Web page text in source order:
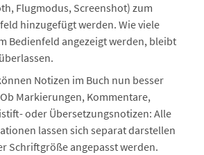
Flugmodus, Screenshot) zum
hinzugefügt werden. Wie viele
Bedienfeld angezeigt werden, bleibt
Notizen im Buch nun besser
Markierungen, Kommentare,
oder Übersetzungsnotizen: Alle
lassen sich separat darstellen
Schriftgröße angepasst werden.